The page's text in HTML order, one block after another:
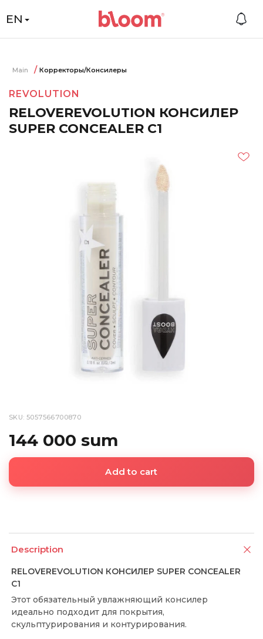
EN
Main Корректоры/Консилеры
REVOLUTION
RELOVEREVOLUTION КОНСИЛЕР
SUPER CONCEALER C1
SKU: 5057566700870
144 000 sum
Add to cart
Description
RELOVEREVOLUTION КОНСИЛЕР SUPER CONCEALER
C1
Этот обязательный увлажняющий консилер
идеально подходит для покрытия,
скульптурирования и контурирования.